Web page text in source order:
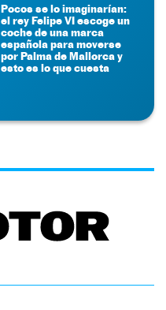
Pocos se lo imaginarían:
el rey Felipe VI escoge un
coche de una marca
española para moverse
por Palma de Mallorca y
esto es lo que cuesta